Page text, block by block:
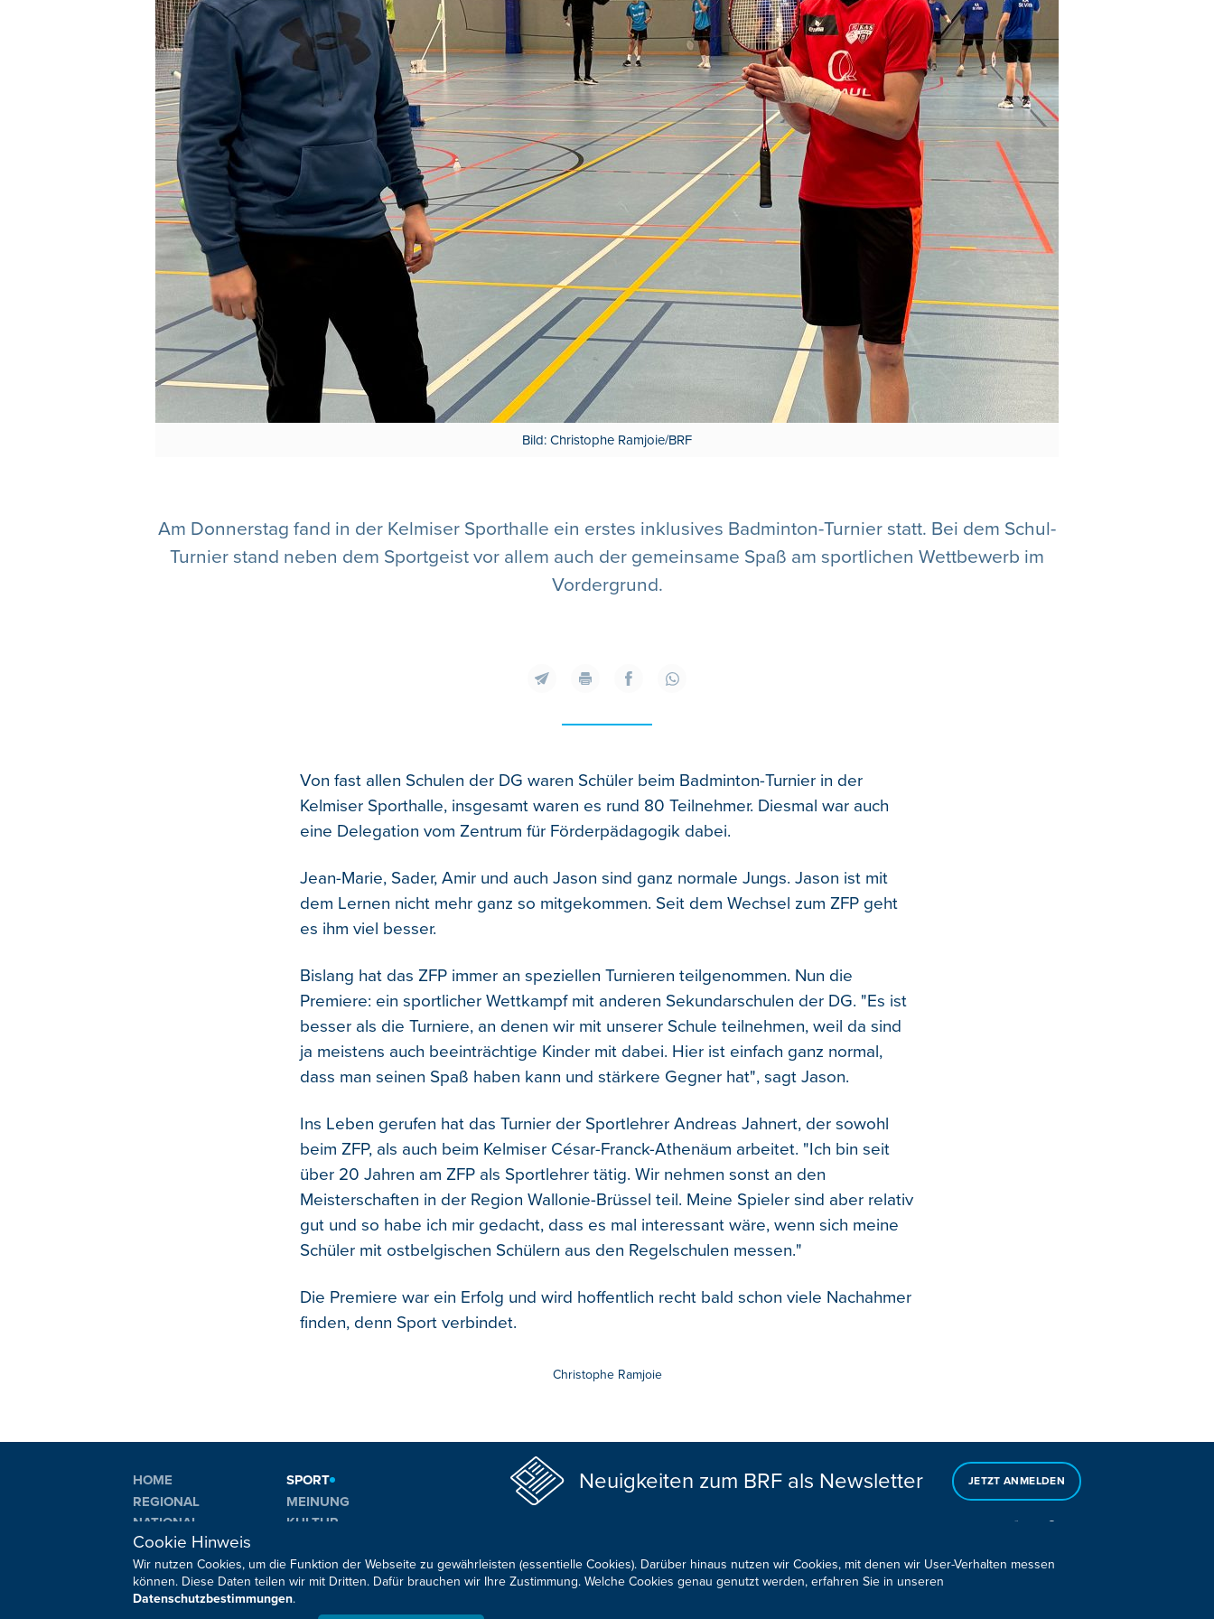
Bild: Christophe Ramjoie/BRF
Am Donnerstag fand in der Kelmiser Sporthalle ein erstes inklusives Badminton-Turnier statt. Bei dem Schul-
Turnier stand neben dem Sportgeist vor allem auch der gemeinsame Spaß am sportlichen Wettbewerb im
Vordergrund.
Von fast allen Schulen der DG waren Schüler beim Badminton-Turnier in der
Kelmiser Sporthalle, insgesamt waren es rund 80 Teilnehmer. Diesmal war auch
eine Delegation vom Zentrum für Förderpädagogik dabei.
Jean-Marie, Sader, Amir und auch Jason sind ganz normale Jungs. Jason ist mit
dem Lernen nicht mehr ganz so mitgekommen. Seit dem Wechsel zum ZFP geht
es ihm viel besser.
Bislang hat das ZFP immer an speziellen Turnieren teilgenommen. Nun die
Premiere: ein sportlicher Wettkampf mit anderen Sekundarschulen der DG. "Es ist
besser als die Turniere, an denen wir mit unserer Schule teilnehmen, weil da sind
ja meistens auch beeinträchtige Kinder mit dabei. Hier ist einfach ganz normal,
dass man seinen Spaß haben kann und stärkere Gegner hat", sagt Jason.
Ins Leben gerufen hat das Turnier der Sportlehrer Andreas Jahnert, der sowohl
beim ZFP, als auch beim Kelmiser César-Franck-Athenäum arbeitet. "Ich bin seit
über 20 Jahren am ZFP als Sportlehrer tätig. Wir nehmen sonst an den
Meisterschaften in der Region Wallonie-Brüssel teil. Meine Spieler sind aber relativ
gut und so habe ich mir gedacht, dass es mal interessant wäre, wenn sich meine
Schüler mit ostbelgischen Schülern aus den Regelschulen messen."
Die Premiere war ein Erfolg und wird hoffentlich recht bald schon viele Nachahmer
finden, denn Sport verbindet.
Christophe Ramjoie
HOME
REGIONAL
NATIONAL
INTERNATIONAL
SPORT
MEINUNG
KULTUR
Neuigkeiten zum BRF als Newsletter JETZT ANMELDEN
Sie haben noch Fragen oder Anmerkungen?
Cookie Hinweis
Wir nutzen Cookies, um die Funktion der Webseite zu gewährleisten (essentielle Cookies). Darüber hinaus nutzen wir Cookies, mit denen wir User-Verhalten messen
können. Diese Daten teilen wir mit Dritten. Dafür brauchen wir Ihre Zustimmung. Welche Cookies genau genutzt werden, erfahren Sie in unseren
Datenschutzbestimmungen.